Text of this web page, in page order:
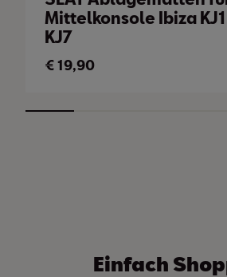
Mittelkonsole Ibiza
KJ7
€19,90
Einfach